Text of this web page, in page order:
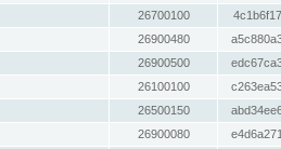
26700100
26900480
26900500
26100100
26500150
26900080